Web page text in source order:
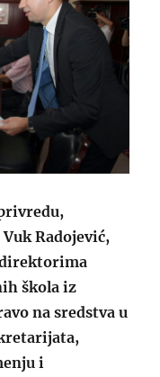
Radojević,
direktorima
škola iz
na sredstva u
i